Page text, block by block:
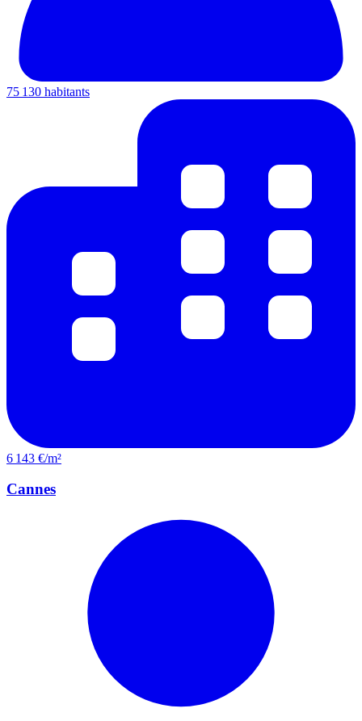
75 130 habitants
6 143 €/m²
Cannes